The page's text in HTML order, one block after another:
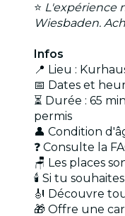
⭐ L'expérience
Wiesbaden.
Infos
📍 Lieu :
📅 Dates et
⏳ Durée : 65
permis
👤 Condition
❓ Consulte la
🪑 Les places
🕯️ Si tu
🎻 Découvre
🎁 Offre une